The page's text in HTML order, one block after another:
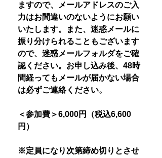
ますので、メールアドレスのご入
力はお間違いのないようにお願い
いたします。また、迷惑メールに
振り分けられることもございます
ので、迷惑メールフォルダをご確
認ください。お申し込み後、48時
間経ってもメールが届かない場合
は必ずご連絡ください。
＜参加費＞6,000円（税込6,600
円）
※定員になり次第締め切りとさせ